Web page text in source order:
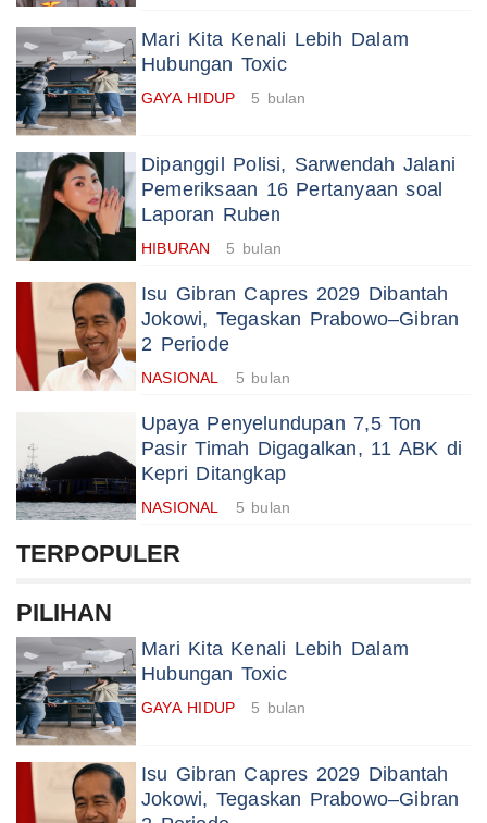
Mari Kita Kenali Lebih Dalam
Hubungan Toxic
GAYA HIDUP 5 bulan
Dipanggil Polisi, Sarwendah Jalani
Pemeriksaan 16 Pertanyaan soal
Laporan Ruben
HIBURAN 5 bulan
Isu Gibran Capres 2029 Dibantah
Jokowi, Tegaskan Prabowo–Gibran
2 Periode
NASIONAL 5 bulan
Upaya Penyelundupan 7,5 Ton
Pasir Timah Digagalkan, 11 ABK di
Kepri Ditangkap
NASIONAL 5 bulan
TERPOPULER
PILIHAN
Mari Kita Kenali Lebih Dalam
Hubungan Toxic
GAYA HIDUP 5 bulan
Isu Gibran Capres 2029 Dibantah
Jokowi, Tegaskan Prabowo–Gibran